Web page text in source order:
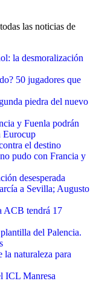
las noticias de
la desmoralización
50 jugadores que
piedra del nuevo
y Fuenla podrán
Eurocup
el destino
pudo con Francia y
desesperada
a Sevilla; Augusto
ACB tendrá 17
del Palencia.
naturaleza para
ICL Manresa